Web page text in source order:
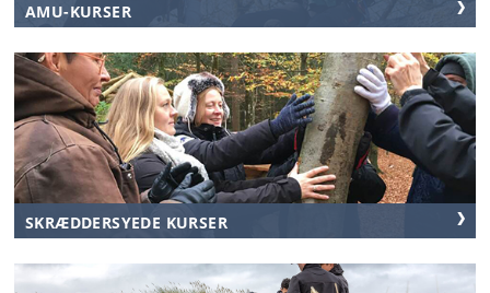
AMU-KURSER
SKRÆDDERSYEDE KURSER